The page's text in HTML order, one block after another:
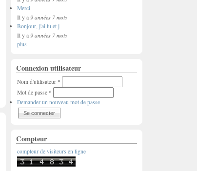
Merci
Il y a 9 années 7 mois
Bonjour, j'ai lu et j
Il y a 9 années 7 mois
plus
Connexion utilisateur
Nom d'utilisateur *
Mot de passe *
Demander un nouveau mot de passe
Compteur
compteur de visiteurs en ligne